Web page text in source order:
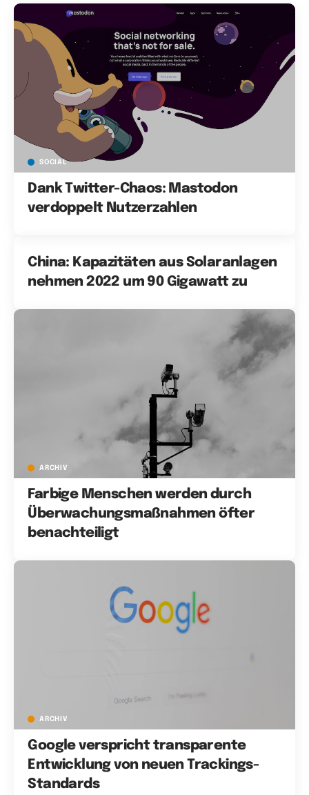
SOCIAL
Dank Twitter-Chaos: Mastodon
verdoppelt Nutzerzahlen
China: Kapazitäten aus Solaranlagen
nehmen 2022 um 90 Gigawatt zu
ARCHIV
Farbige Menschen werden durch
Überwachungsmaßnahmen öfter
benachteiligt
ARCHIV
Google verspricht transparente
Entwicklung von neuen Trackings-
Standards